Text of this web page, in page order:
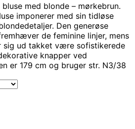
med blonde – mørkebrun.
imponerer med sin tidløse
Den generøse
de feminine linjer, mens
sig ud takket være sofistikerede
knapper ved
er 179 cm og bruger str. N3/38